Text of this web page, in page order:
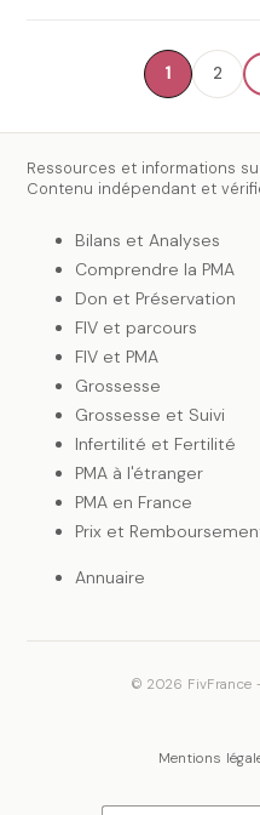
1 2
Ressources et informations
Contenu indépendant et
Bilans et Analyses
Comprendre la PMA
Don et Préservation
FIV et parcours
FIV et PMA
Grossesse
Grossesse et Suivi
Infertilité et Fertilité
PMA à l'étranger
PMA en France
Prix et
Annuaire
© 2026
Mentions